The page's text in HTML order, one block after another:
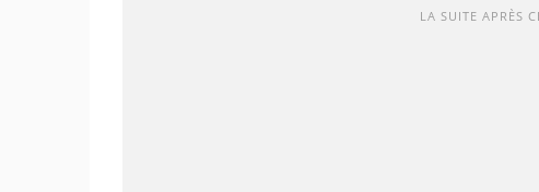
LA SUITE APRÈS